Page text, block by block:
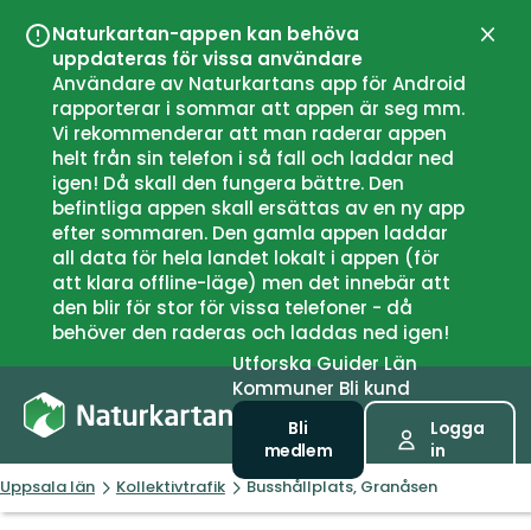
Naturkartan-appen kan behöva
uppdateras för vissa användare
Användare av Naturkartans app för Android
rapporterar i sommar att appen är seg mm.
Vi rekommenderar att man raderar appen
helt från sin telefon i så fall och laddar ned
igen! Då skall den fungera bättre. Den
befintliga appen skall ersättas av en ny app
efter sommaren. Den gamla appen laddar
all data för hela landet lokalt i appen (för
att klara offline-läge) men det innebär att
den blir för stor för vissa telefoner - då
behöver den raderas och laddas ned igen!
UtforskaGuiderLän
Kommuner Bli kund
Bli
medlem
Logga
in
Uppsala län Kollektivtrafik Busshållplats, Granåsen